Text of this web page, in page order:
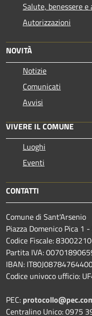
Salute, benessere e
Autorizzazioni
NOVITÀ
Notizie
Comunicati
Avvisi
VIVERE IL COMUNE
Luoghi
Eventi
CONTATTI
Comune di Sant'Arsenio
Piazza Domenico Pica 1
Codice Fiscale:
Partita IVA:
IBAN:
Codice univoco ufficio:
PEC:
Centralino Unico: 0975